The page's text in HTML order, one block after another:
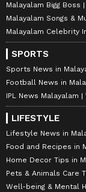
Malayalam Bigg Boss
Malayalam Songs &
Malayalam Celebrity
SPORTS
Sports News in
Football News in
IPL News Malayalam
LIFESTYLE
Lifestyle News in
Food and Recipes in
Home Decor Tips in
Pets & Animals Care
Well-being & Mental